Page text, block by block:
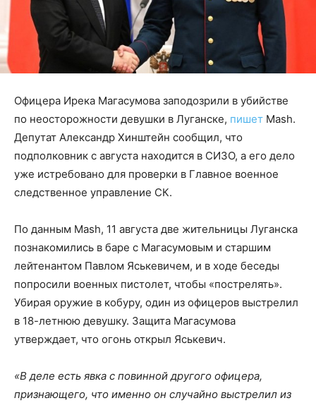
Офицера Ирека Магасумова заподозрили в убийстве
по неосторожности девушки в Луганске, пишет Mash.
Депутат Александр Хинштейн сообщил, что
подполковник с августа находится в СИЗО, а его дело
уже истребовано для проверки в Главное военное
следственное управление СК.
По данным Mash, 11 августа две жительницы Луганска
познакомились в баре с Магасумовым и старшим
лейтенантом Павлом Яськевичем, и в ходе беседы
попросили военных пистолет, чтобы «пострелять».
Убирая оружие в кобуру, один из офицеров выстрелил
в 18-летнюю девушку. Защита Магасумова
утверждает, что огонь открыл Яськевич.
«В деле есть явка с повинной другого офицера,
признающего, что именно он случайно выстрелил из